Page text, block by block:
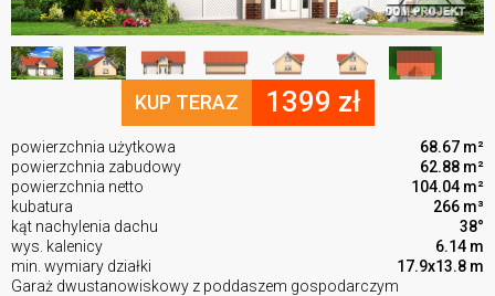
KUP TERAZ 1399 zł
powierzchnia użytkowa
68.67 m²
powierzchnia zabudowy
62.88 m²
powierzchnia netto
104.04 m²
kubatura
266 m³
kąt nachylenia dachu
38°
wys. kalenicy
6.14 m
min. wymiary działki
17.9x13.8 m
Garaż dwustanowiskowy z poddaszem gospodarczym